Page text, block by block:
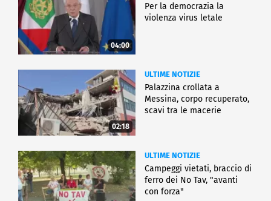
04:00
Per la democrazia la
violenza virus letale
02:18
ULTIME NOTIZIE
Palazzina crollata a
Messina, corpo recuperato,
scavi tra le macerie
ULTIME NOTIZIE
Campeggi vietati, braccio di
ferro dei No Tav, "avanti
con forza"